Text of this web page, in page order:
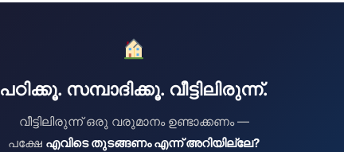
പഠിക്കൂ. സമ്പാദിക്കൂ. വീട്ടിലിരുന്ന്.
വീട്ടിലിരുന്ന് ഒരു വരുമാനം ഉണ്ടാക്കണം —
പക്ഷേ എവിടെ തുടങ്ങണം എന്ന് അറിയില്ലേ?